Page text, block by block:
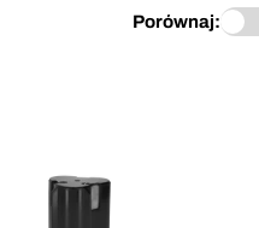
Porównaj: